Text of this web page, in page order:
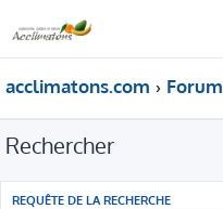
acclimatons.com Forum
Rechercher
REQUÊTE DE LA RECHERCHE